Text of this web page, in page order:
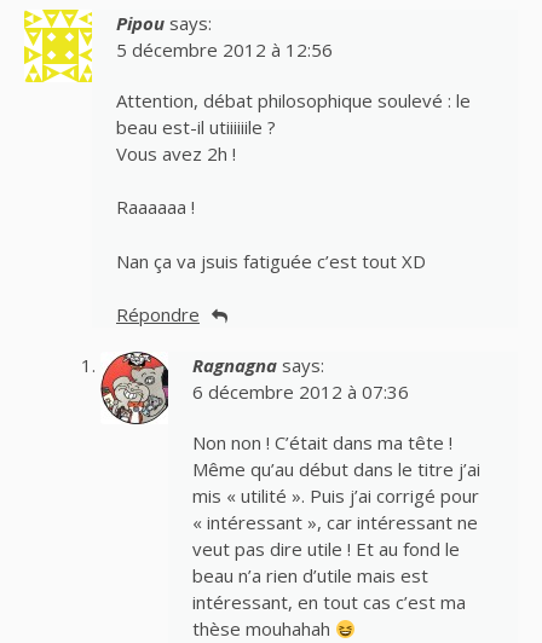
Pipou says:
5 décembre 2012 à 12:56
Attention, débat philosophique soulevé : le
beau est-il utiiiiiile ?
Vous avez 2h !
Raaaaaa !
Nan ça va jsuis fatiguée c’est tout XD
Répondre
Ragnagna says:
6 décembre 2012 à 07:36
Non non ! C’était dans ma tête !
Même qu’au début dans le titre j’ai
mis « utilité ». Puis j’ai corrigé pour
« intéressant », car intéressant ne
veut pas dire utile ! Et au fond le
beau n’a rien d’utile mais est
intéressant, en tout cas c’est ma
thèse mouhahah